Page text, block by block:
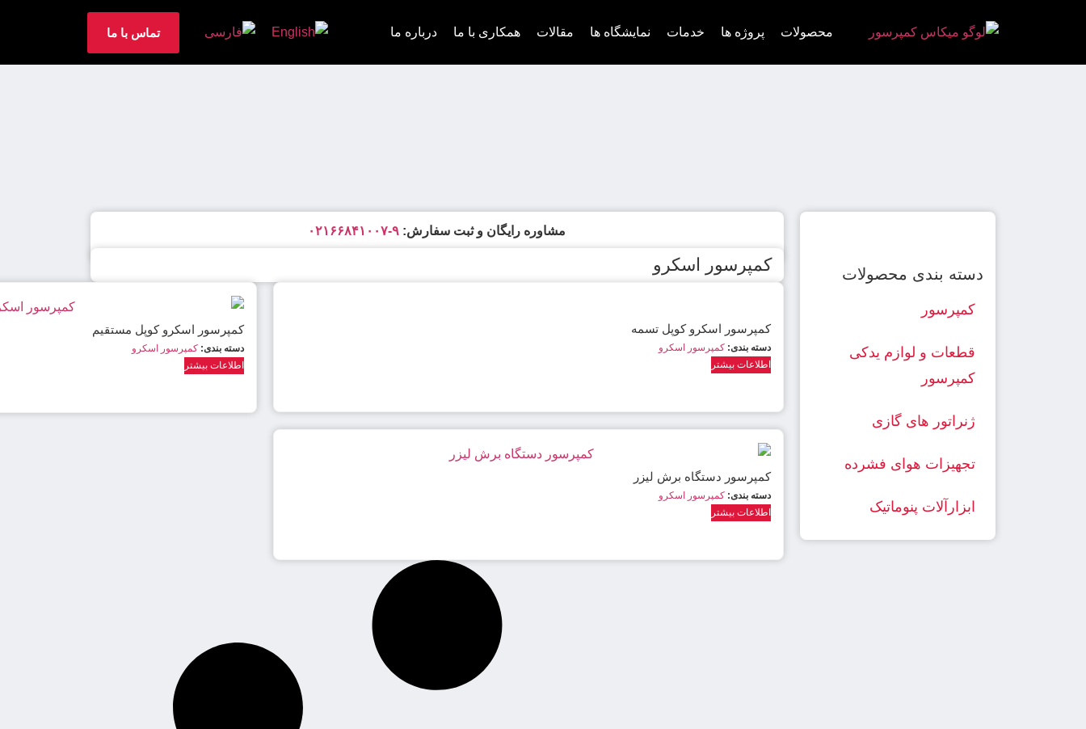
محصولات پروژه ها خدمات نمایشگاه ها مقالات همکاری با ما درباره ما تماس با ما
دسته بندی محصولات
کمپرسور
قطعات و لوازم یدکی
کمپرسور
ژنراتور های گازی
تجهیزات هوای فشرده
ابزارآلات پنوماتیک
مشاوره رایگان و ثبت سفارش: ۹-۰۲۱۶۶۸۴۱۰۰۷
کمپرسور اسکرو
کمپرسور اسکرو کوپل تسمه
دسته بندی: کمپرسور اسکرو
اطلاعات بیشتر
کمپرسور اسکرو کوپل مستقیم
دسته بندی: کمپرسور اسکرو
اطلاعات بیشتر
کمپرسور دستگاه برش لیزر
دسته بندی: کمپرسور اسکرو
اطلاعات بیشتر